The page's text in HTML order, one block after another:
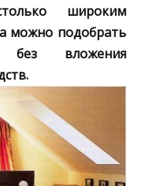
широким
можно подобрать
без вложения